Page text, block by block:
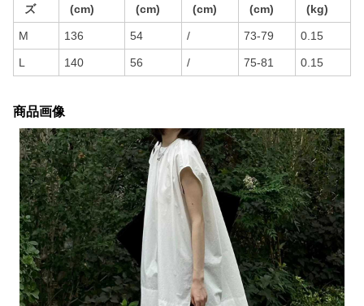
ズ
(cm)
(cm)
(cm)
(cm)
(kg)
M 136 54 / 73-79 0.15
L 140 56 / 75-81 0.15
商品画像